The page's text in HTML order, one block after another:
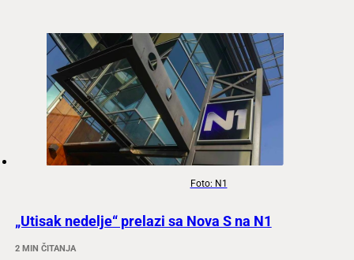
Foto: N1
„Utisak nedelje“ prelazi sa Nova S na N1
2 MIN ČITANJA